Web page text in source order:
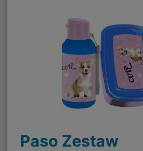
Paso Zestaw